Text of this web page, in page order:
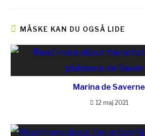
MÅSKE KAN DU OGSÅ LIDE
Marina de Saverne
12 maj 2021